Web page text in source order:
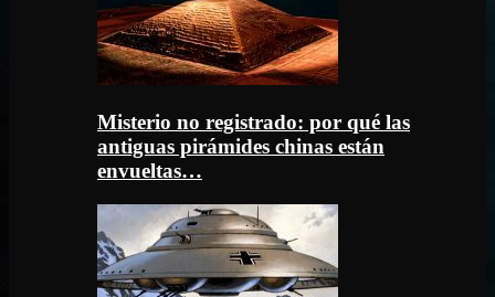
Misterio no registrado: por qué las
antiguas pirámides chinas están
envueltas…